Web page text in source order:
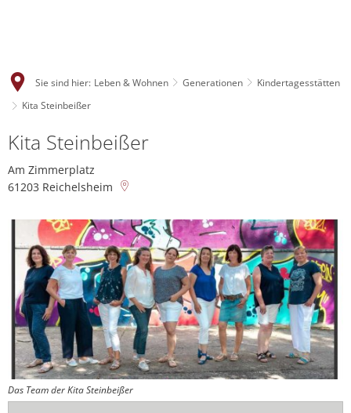
Sie sind hier: Leben & Wohnen Generationen
Kindertagesstätten
Kita Steinbeißer
Kita Steinbeißer
Am Zimmerplatz
61203 Reichelsheim
Das Team der Kita Steinbeißer